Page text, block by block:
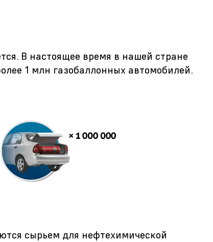
В настоящее время в нашей стране
1 млн газобаллонных автомобилей.
сырьем для нефтехимической